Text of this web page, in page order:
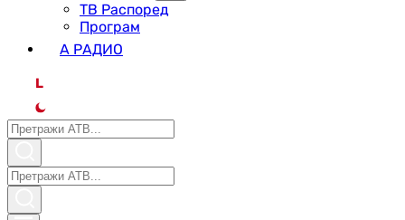
ТВ Распоред
Програм
А РАДИО
L